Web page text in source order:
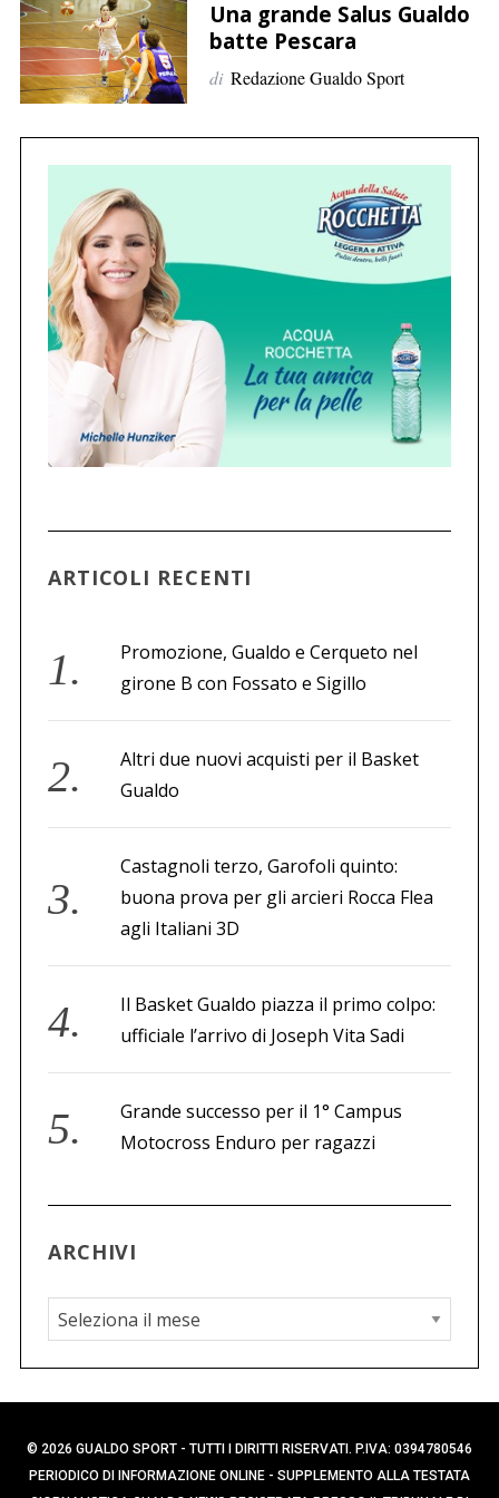
e
r
:
Una grande Salus Gualdo
batte Pescara
di Redazione Gualdo Sport
ARTICOLI RECENTI
Promozione, Gualdo e Cerqueto nel
girone B con Fossato e Sigillo
Altri due nuovi acquisti per il Basket
Gualdo
Castagnoli terzo, Garofoli quinto:
buona prova per gli arcieri Rocca Flea
agli Italiani 3D
Il Basket Gualdo piazza il primo colpo:
ufficiale l’arrivo di Joseph Vita Sadi
Grande successo per il 1° Campus
Motocross Enduro per ragazzi
ARCHIVI
A
r
c
h
i
v
© 2026 GUALDO SPORT - TUTTI I DIRITTI RISERVATI. P.IVA: 0394780546
PERIODICO DI INFORMAZIONE ONLINE - SUPPLEMENTO ALLA TESTATA
C
e
r
e